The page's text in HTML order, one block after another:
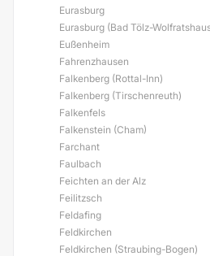
Eurasburg
Eurasburg (Bad Tölz-
Eußenheim
Fahrenzhausen
Falkenberg (Rottal-Inn)
Falkenberg (Tirschenreuth)
Falkenfels
Falkenstein (Cham)
Farchant
Faulbach
Feichten an der Alz
Feilitzsch
Feldafing
Feldkirchen
Feldkirchen (Straubing-Bogen)